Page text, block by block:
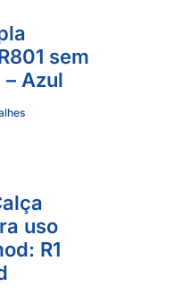
sem
Azul
uso
R1